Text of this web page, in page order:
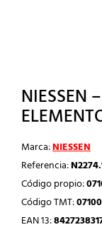
NIESSEN
Marca:NIESSEN
Referencia:
Código propio:
Código TMT:
EAN 13: